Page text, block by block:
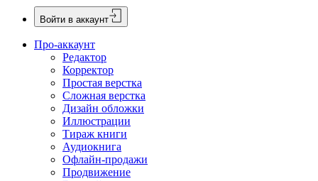
Войти в аккаунт
Про-аккаунт
Редактор
Корректор
Простая верстка
Сложная верстка
Дизайн обложки
Иллюстрации
Тираж книги
Аудиокнига
Офлайн-продажи
Продвижение